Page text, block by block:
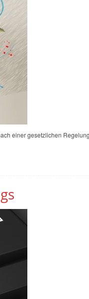
einer gesetzlichen